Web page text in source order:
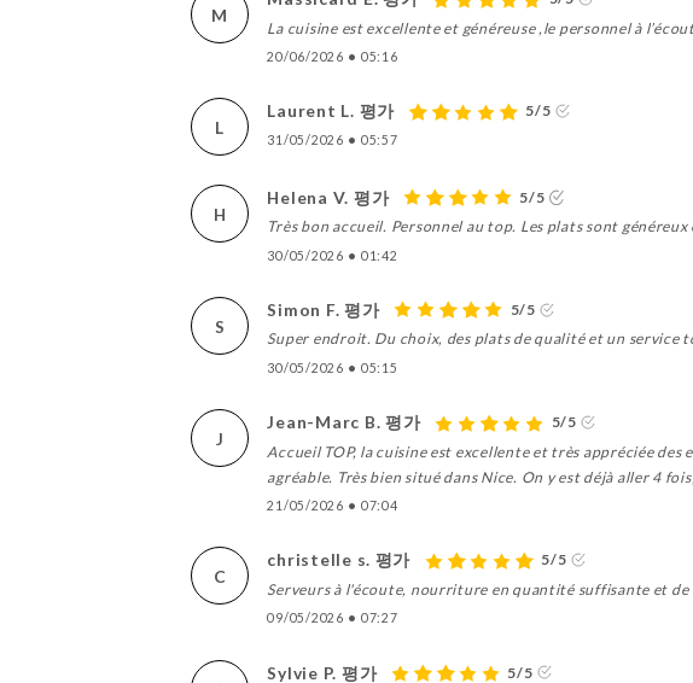
M
La cuisine est excellente et généreuse ,le personnel à
20/06/2026 • 05:16
L
Laurent L. 평가 5/5
31/05/2026 • 05:57
H
Helena V. 평가
5/5
Très bon accueil. Personnel au top. Les plats sont généreux
30/05/2026 • 01:42
S
Simon F. 평가
5/5
Super endroit. Du choix, des plats de qualité et un service
30/05/2026 • 05:15
J
Jean-Marc B. 평가
5/5
Accueil TOP, la cuisine est excellente et très appréciée
agréable. Très bien situé dans Nice. On y est déjà aller 4
21/05/2026 • 07:04
C
christelle s. 평가
5/5
Serveurs à l'écoute, nourriture en quantité suffisante et
09/05/2026 • 07:27
Sylvie P. 평가 5/5